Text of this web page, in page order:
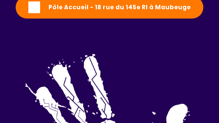
Pôle Accueil - 18 rue du 145e RI à Maubeuge